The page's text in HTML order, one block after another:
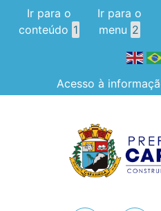
Ir para o
conteúdo 1
Ir para o
menu 2
Acesso à